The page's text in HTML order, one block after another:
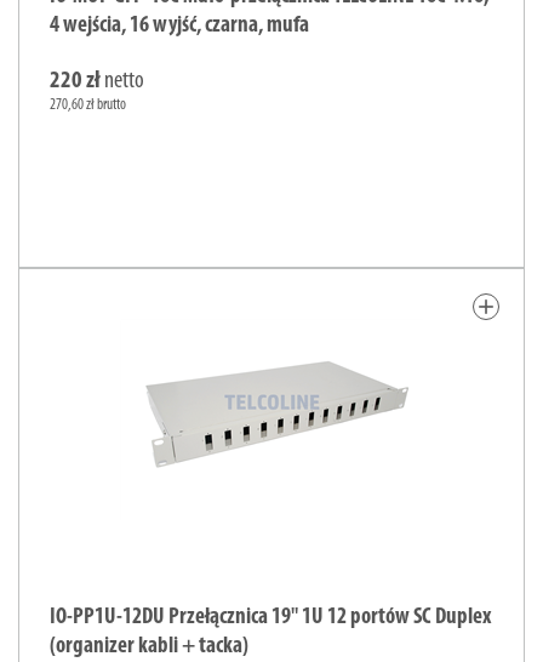
4 wejścia, 16 wyjść, czarna, mufa
220 zł netto
270,60 zł brutto
add
IO-PP1U-12DU Przełącznica 19" 1U 12 portów SC Duplex
(organizer kabli + tacka)